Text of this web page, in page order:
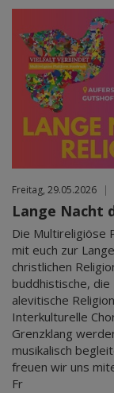
Freitag, 29.05.2026 |
Lange Nacht
Die Multireligiöse
mit euch zur
christlichen
buddhistische, die
alevitische
Interkulturelle
Grenzklang
musikalisch
freuen wir uns
Fr